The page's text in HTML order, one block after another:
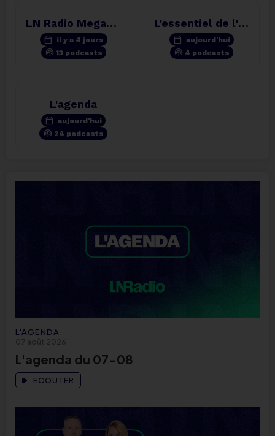
LN Radio Megamix
calendar_today il y a 4 jours
podcasts 13 podcasts
L'essentiel de l'info
calendar_today aujourd'hui
podcasts 4 podcasts
L'agenda
calendar_today aujourd'hui
podcasts 24 podcasts
L'AGENDA
07 août 2026
L'agenda du 07-08
ECOUTER